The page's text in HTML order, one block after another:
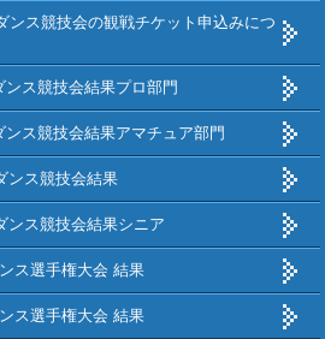
ンス競技会の観戦チケット申込みにつ
ス競技会結果プロ部門
ス競技会結果アマチュア部門
ンス競技会結果
ンス競技会結果シニア
ス選手権大会 結果
ス選手権大会 結果